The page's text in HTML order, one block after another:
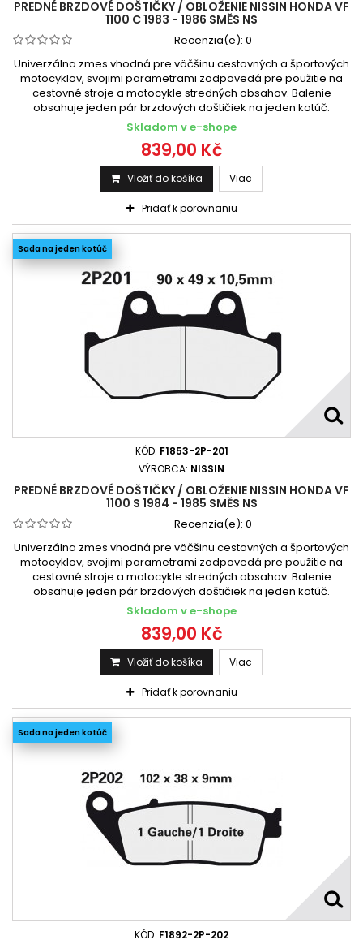
Honda VT 1100 C Shadow 1994 - 1996
Honda VT 1100 C Shadow 1994 - 1998
Honda VT 1100 C Shadow 1994-1997
Honda VT 1100 C Shadow 1995-2005
Honda VT 1100 C Shadow 1995-2007
Honda VT 1100 C Shadow 1998-2004
Honda VT 1100 T Shadow 1998 -
Honda VT 1100 T Shadow 1998 - 2004
PREDNÉ BRZDOVÉ DOŠTIČKY / OBLOŽENIE NISSIN HONDA VF
1100 C 1983 - 1986 SMĚS NS
Recenzia(e): 0
Univerzálna zmes vhodná pre väčšinu cestovných a športových
motocyklov, svojimi parametrami zodpovedá pre použitie na
cestovné stroje a motocykle stredných obsahov. Balenie
obsahuje jeden pár brzdových doštičiek na jeden kotúč.
Skladom v e-shope
839,00 Kč
Vložiť do košíka Viac
Pridať k porovnaniu
Sada na jeden kotúč
KÓD: F1853-2P-201
VÝROBCA: NISSIN
PREDNÉ BRZDOVÉ DOŠTIČKY / OBLOŽENIE NISSIN HONDA VF
1100 S 1984 - 1985 SMĚS NS
Recenzia(e): 0
Univerzálna zmes vhodná pre väčšinu cestovných a športových
motocyklov, svojimi parametrami zodpovedá pre použitie na
cestovné stroje a motocykle stredných obsahov. Balenie
obsahuje jeden pár brzdových doštičiek na jeden kotúč.
Skladom v e-shope
839,00 Kč
Vložiť do košíka Viac
Pridať k porovnaniu
Sada na jeden kotúč
KÓD: F1892-2P-202